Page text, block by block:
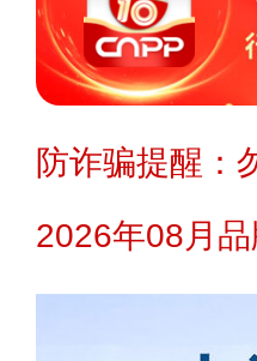
防诈骗提醒：
2026年08月